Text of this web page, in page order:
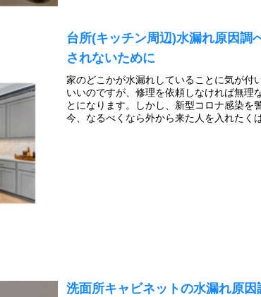
台所(キッチン周辺)水漏れ原因
されないために
家のどこかが水漏れしていることに気が付
いいのですが、修理を依頼しなければ無理
とになります。しかし、新型コロナ感染を
今、なるべくなら外から来た人を入れたく
洗面所キャビネットの水漏れ原